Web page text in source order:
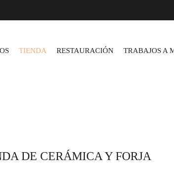
TIENDA RESTAURACIÓN TRABAJOS A
DE CERÁMICA Y FORJA